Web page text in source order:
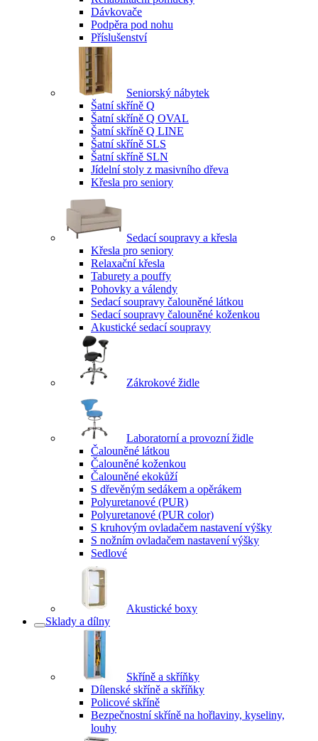
Dávkovače
Podpěra pod nohu
Příslušenství
Seniorský nábytek
Šatní skříně Q
Šatní skříně Q OVAL
Šatní skříně Q LINE
Šatní skříně SLS
Šatní skříně SLN
Jídelní stoly z masivního dřeva
Křesla pro seniory
Sedací soupravy a křesla
Křesla pro seniory
Relaxační křesla
Taburety a pouffy
Pohovky a válendy
Sedací soupravy čalouněné látkou
Sedací soupravy čalouněné koženkou
Akustické sedací soupravy
Zákrokové židle
Laboratorní a provozní židle
Čalouněné látkou
Čalouněné koženkou
Čalouněné ekokůží
S dřevěným sedákem a opěrákem
Polyuretanové (PUR)
Polyuretanové (PUR color)
S kruhovým ovladačem nastavení výšky
S nožním ovladačem nastavení výšky
Sedlové
Akustické boxy
Sklady a dílny
Skříně a skříňky
Dílenské skříně a skříňky
Policové skříně
Bezpečnostní skříně na hořlaviny, kyseliny,
louhy